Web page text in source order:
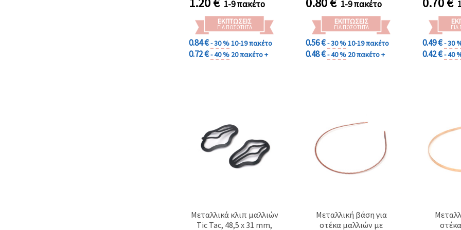
1-9 πακέτο
ΕΚΠΤΏΣΕΙΣ
ΓΙΑ ΠΟΣΌΤΗΤΑ
0.84 €- 30 %10-19 πακέτο
0.72 €- 40 % 20 πακέτο +
1-9 πακέτο
ΕΚΠΤΏΣΕΙΣ
ΓΙΑ ΠΟΣΌΤΗΤΑ
0.56 €- 30 %10-19 πακέτο
0.48 €- 40 % 20 πακέτο +
0.49 €- 30
0.42 €- 40
Μεταλλικά κλιπ μαλλιών
Tic Tac, 48,5 x 31 mm,
Μεταλλική βάση για
στέκα μαλλιών με